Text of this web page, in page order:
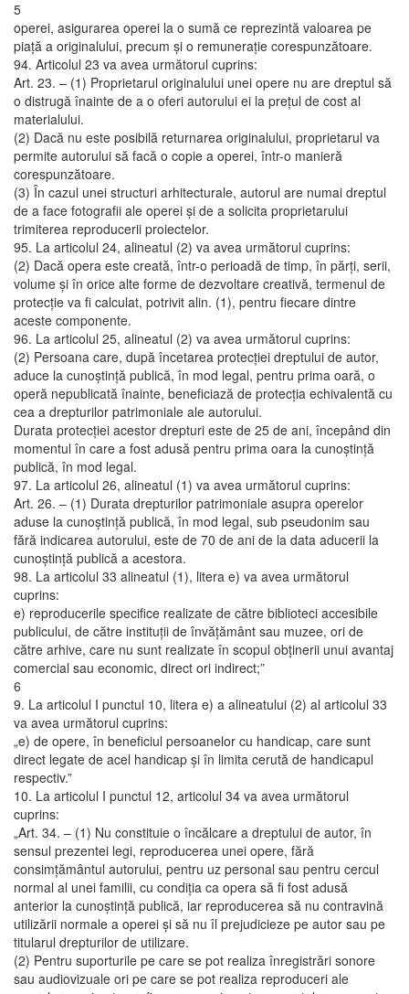
5
operei, asigurarea operei la o sumă ce reprezintă valoarea pe
piaţă a originalului, precum şi o remuneraţie corespunzătoare.
94. Articolul 23 va avea următorul cuprins:
Art. 23. – (1) Proprietarul originalului unei opere nu are dreptul să
o distrugă înainte de a o oferi autorului ei la preţul de cost al
materialului.
(2) Dacă nu este posibilă returnarea originalului, proprietarul va
permite autorului să facă o copie a operei, într-o manieră
corespunzătoare.
(3) În cazul unei structuri arhitecturale, autorul are numai dreptul
de a face fotografii ale operei şi de a solicita proprietarului
trimiterea reproducerii proiectelor.
95. La articolul 24, alineatul (2) va avea următorul cuprins:
(2) Dacă opera este creată, într-o perioadă de timp, în părţi, serii,
volume şi în orice alte forme de dezvoltare creativă, termenul de
protecţie va fi calculat, potrivit alin. (1), pentru fiecare dintre
aceste componente.
96. La articolul 25, alineatul (2) va avea următorul cuprins:
(2) Persoana care, după încetarea protecţiei dreptului de autor,
aduce la cunoştinţă publică, în mod legal, pentru prima oară, o
operă nepublicată înainte, beneficiază de protecţia echivalentă cu
cea a drepturilor patrimoniale ale autorului.
Durata protecţiei acestor drepturi este de 25 de ani, începând din
momentul în care a fost adusă pentru prima oara la cunoştinţă
publică, în mod legal.
97. La articolul 26, alineatul (1) va avea următorul cuprins:
Art. 26. – (1) Durata drepturilor patrimoniale asupra operelor
aduse la cunoştinţă publică, în mod legal, sub pseudonim sau
fără indicarea autorului, este de 70 de ani de la data aducerii la
cunoştinţă publică a acestora.
98. La articolul 33 alineatul (1), litera e) va avea următorul
cuprins:
e) reproducerile specifice realizate de către biblioteci accesibile
publicului, de către instituţii de învăţământ sau muzee, ori de
către arhive, care nu sunt realizate în scopul obţinerii unui avantaj
comercial sau economic, direct ori indirect;”
6
9. La articolul I punctul 10, litera e) a alineatului (2) al articolul 33
va avea următorul cuprins:
„e) de opere, în beneficiul persoanelor cu handicap, care sunt
direct legate de acel handicap şi în limita cerută de handicapul
respectiv.”
10. La articolul I punctul 12, articolul 34 va avea următorul
cuprins:
„Art. 34. – (1) Nu constituie o încălcare a dreptului de autor, în
sensul prezentei legi, reproducerea unei opere, fără
consimţământul autorului, pentru uz personal sau pentru cercul
normal al unei familii, cu condiţia ca opera să fi fost adusă
anterior la cunoştinţă publică, iar reproducerea să nu contravină
utilizării normale a operei şi să nu îl prejudicieze pe autor sau pe
titularul drepturilor de utilizare.
(2) Pentru suporturile pe care se pot realiza înregistrări sonore
sau audiovizuale ori pe care se pot realiza reproduceri ale